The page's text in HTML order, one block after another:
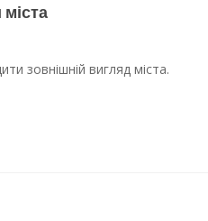
зовнішній вигляд міста.